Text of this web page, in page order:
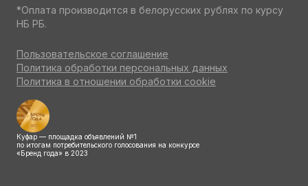
*Оплата производится в белорусских рублях по курсу
НБ РБ.
Пользовательское соглашение
Политика обработки персональных данных
Политика в отношении обработки cookie
Куфар — площадка объявлений №1
по итогам потребительского голосования на конкурсе
«Бренд года» в 2023